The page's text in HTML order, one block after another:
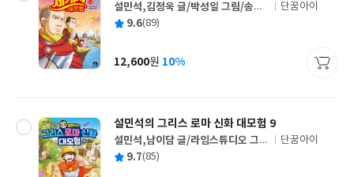
글
쓴
설민석,김정욱 글/박성일 그림/송영
심 감수
출
사
단꿈아이
평 9.6(89)
가
12,600원 10%
설민석의 그리스 로마 신화 대모험 9
글
쓴
설민석,남이담 글/라임스튜디오 그
림/김헌 감수
출
단꿈아이
평 9.7(85)